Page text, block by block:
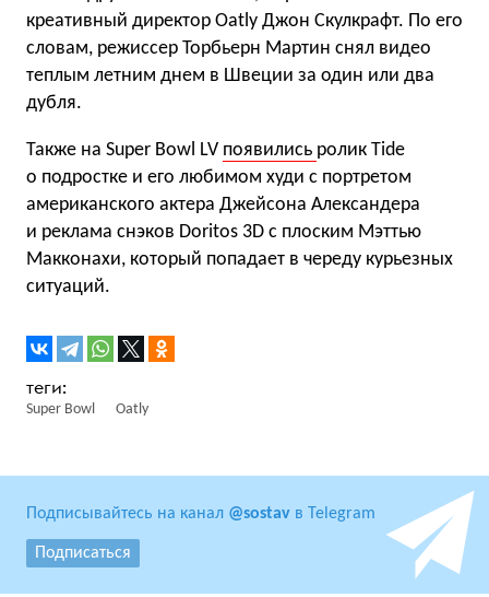
креативный директор Oatly Джон Скулкрафт. По его
словам, режиссер Торбьерн Мартин снял видео
теплым летним днем в Швеции за один или два
дубля.
Также на Super Bowl LV появились ролик Tide
о подростке и его любимом худи с портретом
американского актера Джейсона Александера
и реклама снэков Doritos 3D с плоским Мэттью
Макконахи, который попадает в череду курьезных
ситуаций.
Super Bowl Oatly
Подписывайтесь на канал @sostav в Telegram
Подписаться